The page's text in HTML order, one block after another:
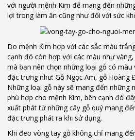
với người mệnh Kim để mang đến
lợi trong làm ăn cũng như đối với sức
Do mệnh Kim hợp với các sắc màu
cạnh đó còn hợp với các màu như
mà bạn nên chọn những loại gỗ có màu
đặc trưng như: Gỗ Ngọc Am, gỗ Hoàng
Những loại gỗ này sẽ mang đến những
phù hợp cho mệnh Kim, bên cạnh đó
xuất phát từ những cây gỗ quý mang
đặc trưng phát ra khi sử dụng.
Khi đeo vòng tay gỗ không chỉ mang